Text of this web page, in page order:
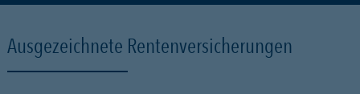
Ausgezeichnete Rentenversicherungen